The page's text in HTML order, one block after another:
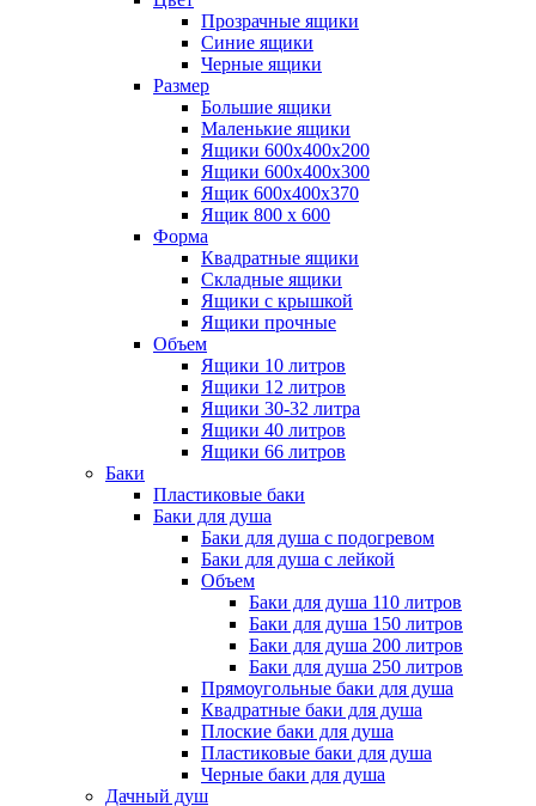
Прозрачные ящики
Синие ящики
Черные ящики
Размер
Большие ящики
Маленькие ящики
Ящики 600х400х200
Ящики 600х400х300
Ящик 600х400х370
Ящик 800 х 600
Форма
Квадратные ящики
Складные ящики
Ящики с крышкой
Ящики прочные
Объем
Ящики 10 литров
Ящики 12 литров
Ящики 30-32 литра
Ящики 40 литров
Ящики 66 литров
Баки
Пластиковые баки
Баки для душа
Баки для душа с подогревом
Баки для душа с лейкой
Объем
Баки для душа 110 литров
Баки для душа 150 литров
Баки для душа 200 литров
Баки для душа 250 литров
Прямоугольные баки для душа
Квадратные баки для душа
Плоские баки для душа
Пластиковые баки для душа
Черные баки для душа
Дачный душ